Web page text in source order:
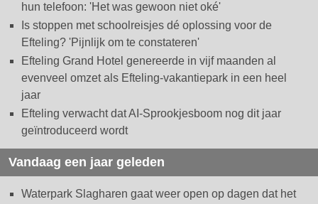
hun telefoon: 'Het was gewoon niet oké'
Is stoppen met schoolreisjes dé oplossing voor de
Efteling? 'Pijnlijk om te constateren'
Efteling Grand Hotel genereerde in vijf maanden al
evenveel omzet als Efteling-vakantiepark in een heel
jaar
Efteling verwacht dat AI-Sprookjesboom nog dit jaar
geïntroduceerd wordt
Vandaag een jaar geleden
Waterpark Slagharen gaat weer open op dagen dat het